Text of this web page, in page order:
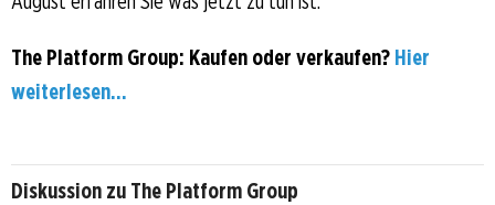
The Platform Group: Kaufen oder verkaufen? Hier
weiterlesen...
Diskussion zu The Platform Group